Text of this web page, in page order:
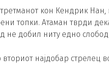
кон Кендрик Нан,
топки. Атаман тврди
не добил ниту едно
најдобар стрелец